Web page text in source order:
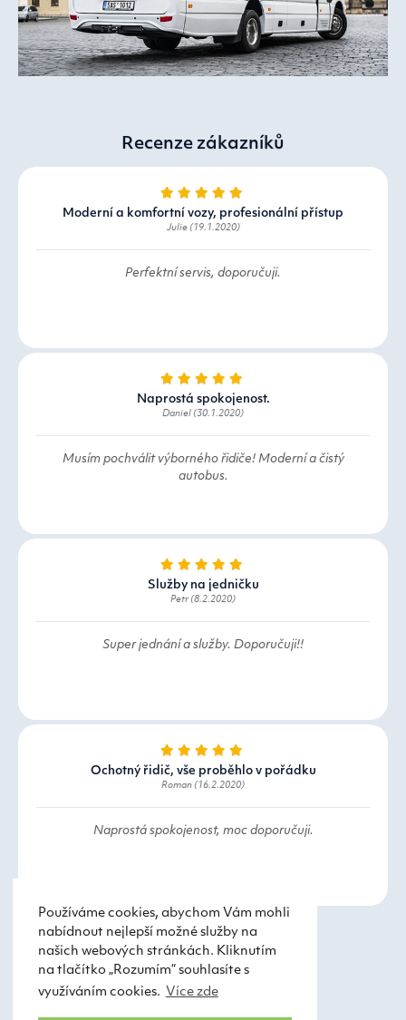
Používáme cookies, abychom Vám mohli
nabídnout nejlepší možné služby na
našich webových stránkách. Kliknutím
na tlačítko „Rozumím“ souhlasíte s
využíváním cookies. Více zde
Recenze zákazníků
Moderní a komfortní vozy, profesionální přístup
Julie (19.1.2020)
Perfektní servis, doporučuji.
Naprostá spokojenost.
Daniel (30.1.2020)
Musím pochválit výborného řidiče! Moderní a čistý
autobus.
Služby na jedničku
Petr (8.2.2020)
Super jednání a služby. Doporučuji!!
Ochotný řidič, vše proběhlo v pořádku
Roman (16.2.2020)
Naprostá spokojenost, moc doporučuji.